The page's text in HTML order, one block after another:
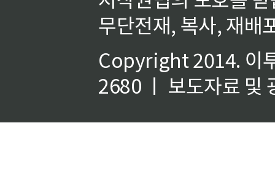
무단전재, 복사, 재배
Copyright 2014. 이
2680 ㅣ 보도자료